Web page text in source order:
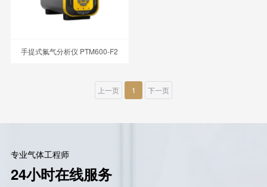
手提式氟气分析仪 PTM600-F2
上一页 1 下一页
专业气体工程师
24小时在线服务